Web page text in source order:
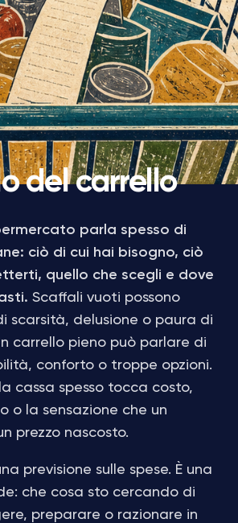
del carrello
parla spesso di
ciò di cui hai bisogno, ciò
quello che scegli e dove
Scaffali vuoti possono
scarsità, delusione o paura di
carrello pieno può parlare di
conforto o troppe opzioni.
cassa spesso tocca costo,
o la sensazione che un
prezzo nascosto.
previsione sulle spese. È una
che cosa sto cercando di
preparare o razionare in